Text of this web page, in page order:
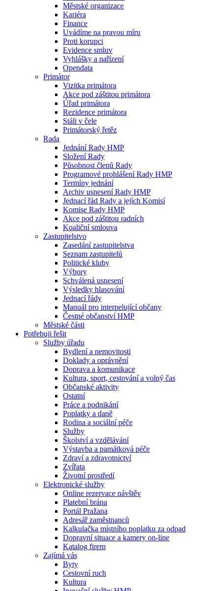
Městské organizace
Kariéra
Finance
Uvádíme na pravou míru
Proti korupci
Evidence smluv
Vyhlášky a nařízení
Opendata
Primátor
Vizitka primátora
Akce pod záštitou primátora
Úřad primátora
Rezidence primátora
Stáli v čele
Primátorský řetěz
Rada
Jednání Rady HMP
Složení Rady
Působnost členů Rady
Programové prohlášení Rady HMP
Termíny jednání
Archiv usnesení Rady HMP
Jednací řád Rady a jejích Komisí
Komise Rady HMP
Akce pod záštitou radních
Koaliční smlouva
Zastupitelstvo
Zasedání zastupitelstva
Seznam zastupitelů
Politické kluby
Výbory
Schválená usnesení
Výsledky hlasování
Jednací řády
Manuál pro interpelující občany
Čestné občanství HMP
Městské části
Potřebuji řešit
Služby úřadu
Bydlení a nemovitosti
Doklady a oprávnění
Doprava a komunikace
Kultura, sport, cestování a volný čas
Občanské aktivity
Ostatní
Práce a podnikání
Poplatky a daně
Rodina a sociální péče
Služby
Školství a vzdělávání
Výstavba a památková péče
Zdraví a zdravotnictví
Zvířata
Životní prostředí
Elektronické služby
Online rezervace návštěv
Platební brána
Portál Pražana
Adresář zaměstnanců
Kalkulačka místního poplatku za odpad
Dopravní situace a kamery on-line
Katalog firem
Zajímá vás
Byty
Cestovní ruch
Kultura